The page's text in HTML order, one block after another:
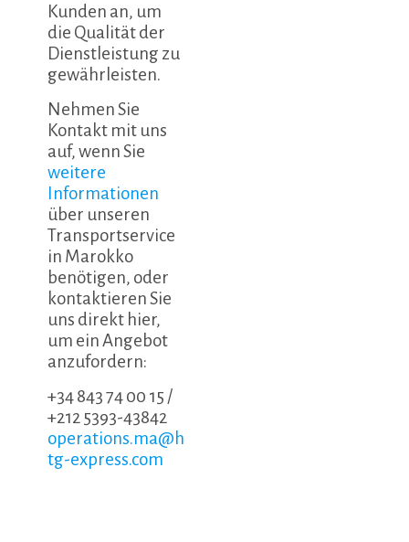
Kunden an, um
die Qualität der
Dienstleistung zu
gewährleisten.
Nehmen Sie
Kontakt mit uns
auf, wenn Sie
weitere
Informationen
über unseren
Transportservice
in Marokko
benötigen, oder
kontaktieren Sie
uns direkt hier,
um ein Angebot
anzufordern:
+34 843 74 00 15 /
+212 5393-43842
operations.ma@h
tg-express.com